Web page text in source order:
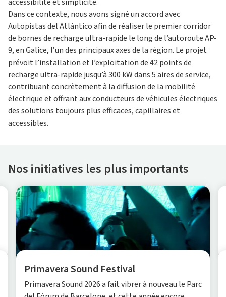
Dans ce contexte, nous avons signé un accord avec
Autopistas del Atlántico afin de réaliser le premier corridor
de bornes de recharge ultra-rapide le long de l’autoroute AP-
9, en Galice, l’un des principaux axes de la région. Le projet
prévoit l’installation et l’exploitation de 42 points de
recharge ultra-rapide jusqu’à 300 kW dans 5 aires de service,
contribuant concrètement à la diffusion de la mobilité
électrique et offrant aux conducteurs de véhicules électriques
des solutions toujours plus efficaces, capillaires et
accessibles.
Nos initiatives les plus importants
Primavera Sound Festival
Primavera Sound 2026 a fait vibrer à nouveau le Parc